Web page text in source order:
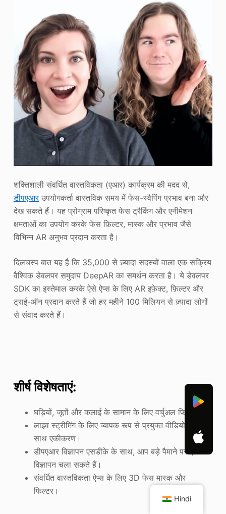
शक्तिशाली संवर्धित वास्तविकता (एआर) कार्यक्रम की मदद से,
डीपएआरउपयोगकर्ता वास्तविक समय में फेस-स्वैपिंग प्रभाव बना और
देख सकते हैं। यह प्रोग्राम परिष्कृत फेस ट्रैकिंग और एनीमेशन
क्षमताओं का उपयोग करके फेस फ़िल्टर, मास्क और प्रभाव जैसे
विभिन्न AR अनुभव प्रदान करता है।
दिलचस्प बात यह है कि 35,000 से ज़्यादा सदस्यों वाला एक सक्रिय
वैश्विक डेवलपर समुदाय DeepAR का समर्थन करता है। ये डेवलपर
SDK का इस्तेमाल करके ऐसे ऐप्स के लिए AR इफ़ेक्ट, फ़िल्टर और
ट्राई-ऑन प्रदान करते हैं जो हर महीने 100 मिलियन से ज़्यादा लोगों
से संवाद करते हैं।
शीर्ष विशेषताएं:
घड़ियों, जूतों और कलाई के सामान के लिए वर्चुअल फिटिंग।
लाइव स्ट्रीमिंग के लिए व्यापक रूप से प्रयुक्त वीडियो स्टैक के
साथ एकीकरण।
डीपएआर विज्ञापन एसडीके के साथ, आप बड़े पैमाने पर एआर
विज्ञापन चला सकते हैं।
संवर्धित वास्तविकता ऐप्स के लिए 3D फेस मास्क और
फिल्टर।
Hindi